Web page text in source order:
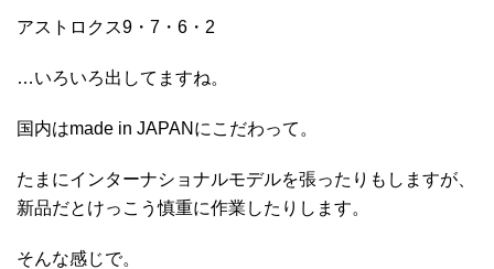
アストロクス9・7・6・2
…いろいろ出してますね。
国内はmade in JAPANにこだわって。
たまにインターナショナルモデルを張ったりもしますが、
新品だとけっこう慎重に作業したりします。
そんな感じで。